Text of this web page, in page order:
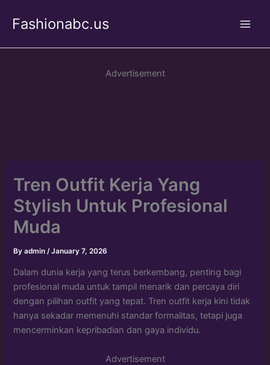
Fashionabc.us
Advertisement
Tren Outfit Kerja Yang
Stylish Untuk Profesional
Muda
Byadmin /January 7, 2026
Dalam dunia kerja yang terus berkembang, penting bagi
profesional muda untuk tampil menarik dan percaya diri
dengan pilihan outfit yang tepat. Tren outfit kerja kini tidak
hanya sekadar memenuhi standar formalitas, tetapi juga
mencerminkan kepribadian dan gaya individu.
Advertisement